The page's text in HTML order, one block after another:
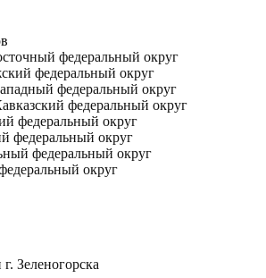
федеральный округ
федеральный округ
федеральный округ
федеральный округ
федеральный округ
федеральный округ
федеральный округ
округ
Зеленогорска